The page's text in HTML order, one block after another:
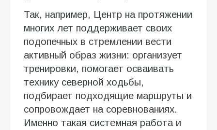
Так, например, Центр на протяжении
многих лет поддерживает своих
подопечных в стремлении вести
активный образ жизни: организует
тренировки, помогает осваивать
технику северной ходьбы,
подбирает подходящие маршруты и
сопровождает на соревнованиях.
Именно такая системная работа и